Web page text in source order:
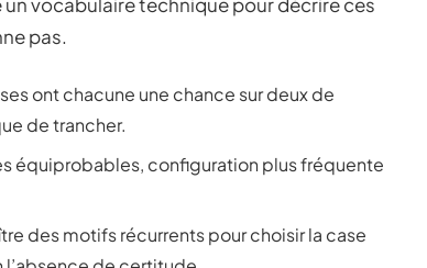
pas.
ont chacune une chance sur deux de
de trancher.
équiprobables, configuration plus fréquente
des motifs récurrents pour choisir la case